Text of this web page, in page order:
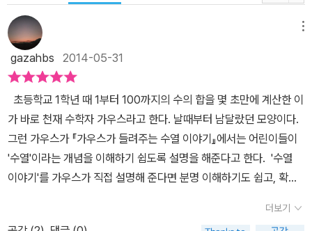
gazahbs 2014-05-31
초등학교 1학년 때 1부터 100까지의 수의 합을 몇 초만에 계산한 이
가 바로 천재 수학자 가우스라고 한다. 날때부터 남달랐던 모양이다.
그런 가우스가 『가우스가 들려주는 수열 이야기』에서는 어린이들이
'수열'이라는 개념을 이해하기 쉽도록 설명을 해준다고 한다. '수열
이야기'를 가우스가 직접 설명해 준다면 분명 이해하기도 쉽고, 확실
을 일상 생활 속 실험과 동화라는 수단을 통해서 설명을 해주는데 그
더보기